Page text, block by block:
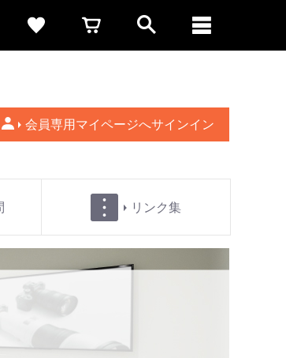
会員専用マイページへサインイン
リンク集